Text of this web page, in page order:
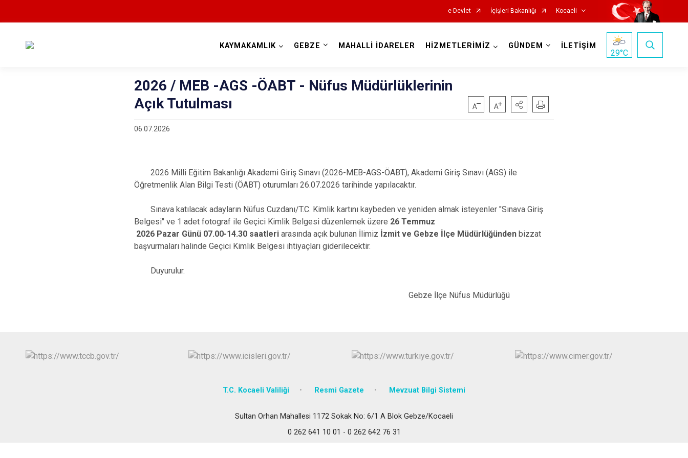
e-Devlet İçişleri Bakanlığı Kocaeli
Gebze
Gölcük
Kandıra
Karamürsel
Körfez
Çayırova
İzmit
KAYMAKAMLIK GEBZE MAHALLİ İDARELER HİZMETLERİMİZ GÜNDEM İLETİŞİM
29°C
2026 / MEB -AGS -ÖABT - Nüfus Müdürlüklerinin
Açık Tutulması
06.07.2026
2026 Milli Eğitim Bakanlığı Akademi Giriş Sınavı (2026-MEB-AGS-ÖABT), Akademi Giriş Sınavı (AGS) ile
Öğretmenlik Alan Bilgi Testi (ÖABT) oturumları 26.07.2026 tarihinde yapılacaktır.
Sınava katılacak adayların Nüfus Cuzdanı/T.C. Kimlik kartını kaybeden ve yeniden almak isteyenler "Sınava Giriş
Belgesi" ve 1 adet fotograf ile Geçici Kimlik Belgesi düzenlemek üzere 26 Temmuz
2026 Pazar Günü 07.00-14.30 saatleri arasında açık bulunan İlimiz İzmit ve Gebze İlçe Müdürlüğünden bizzat
başvurmaları halinde Geçici Kimlik Belgesi ihtiyaçları giderilecektir.
Duyurulur.
Gebze İlçe Nüfus Müdürlüğü
T.C. Kocaeli Valiliği Resmi Gazete Mevzuat Bilgi Sistemi
Sultan Orhan Mahallesi 1172 Sokak No: 6/1 A Blok Gebze/Kocaeli
0 262 641 10 01 - 0 262 642 76 31